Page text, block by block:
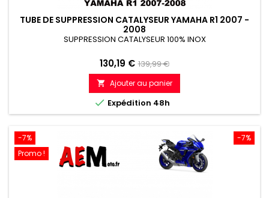
TUBE DE SUPPRESSION CATALYSEUR YAMAHA R1 2007 -
2008
SUPPRESSION CATALYSEUR 100% INOX
Prix
130,19 € Prix
de
référence
139,99 €
 Ajouter au panier
 Expédition 48h
-7%
-7%
Promo !